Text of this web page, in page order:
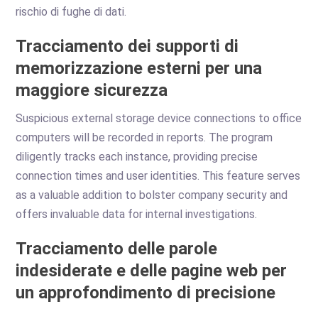
rischio di fughe di dati.
Tracciamento dei supporti di
memorizzazione esterni per una
maggiore sicurezza
Suspicious external storage device connections to office
computers will be recorded in reports. The program
diligently tracks each instance, providing precise
connection times and user identities. This feature serves
as a valuable addition to bolster company security and
offers invaluable data for internal investigations.
Tracciamento delle parole
indesiderate e delle pagine web per
un approfondimento di precisione